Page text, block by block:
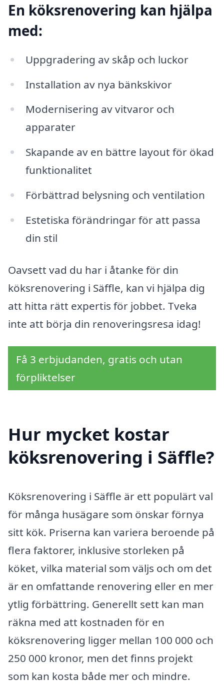
En köksrenovering kan hjälpa
med:
Uppgradering av skåp och luckor
Installation av nya bänkskivor
Modernisering av vitvaror och
apparater
Skapande av en bättre layout för ökad
funktionalitet
Förbättrad belysning och ventilation
Estetiska förändringar för att passa
din stil
Oavsett vad du har i åtanke för din
köksrenovering i Säffle, kan vi hjälpa dig
att hitta rätt expertis för jobbet. Tveka
inte att börja din renoveringsresa idag!
Få 3 erbjudanden, gratis och utan
förpliktelser
Hur mycket kostar
köksrenovering i Säffle?
Köksrenovering i Säffle är ett populärt val
för många husägare som önskar förnya
sitt kök. Priserna kan variera beroende på
flera faktorer, inklusive storleken på
köket, vilka material som väljs och om det
är en omfattande renovering eller en mer
ytlig förbättring. Generellt sett kan man
räkna med att kostnaden för en
köksrenovering ligger mellan 100 000 och
250 000 kronor, men det finns projekt
som kan kosta både mer och mindre.